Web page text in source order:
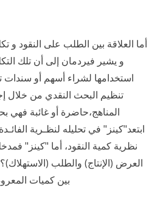
و يشير فيردمان إلى أن تلك
استخدامها لشراء أسهم أو سندات
تنظيم البحث النقدي من خلال
المناهج،حاضرة أو غائبة فهي
ابتعد"كينز" في تحليله لنظـرية
نظرية كمية النقود، أما "كينز"
العرض (الإنتاج) والطلب
بين كميات